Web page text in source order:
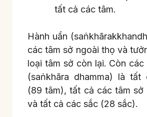
tất cả các tâm.
Hành uẩn
các tâm sở ngoài thọ và
loại tâm sở còn lại. Còn
(saṅkhāra dhamma) là
(89 tâm), tất cả các tâm sở
và tất cả các sắc (28 sắc).